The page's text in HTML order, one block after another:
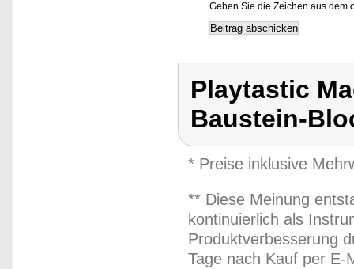
Geben Sie die Zeichen aus dem
Playtastic
Baustein-
* Preise inklusive
** Diese Meinung
kontinuierlich als
Produktverbesserung
Tage nach Kauf per E-